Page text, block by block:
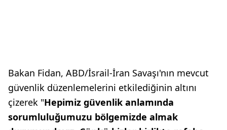
Bakan Fidan, ABD/İsrail-İran Savaşı'nın mevcut
güvenlik düzenlemelerini etkilediğinin altını
çizerek "Hepimiz güvenlik anlamında
sorumluluğumuzu bölgemizde almak